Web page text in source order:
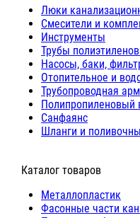
Люки
Cмесители и
Инструменты
Трубы
Насосы, баки,
Отопительное и
Трубопроводная
Полипропиленовый
Санфаянс
Шланги и
⠀Каталог товаров
Металлопластик
Фасонные части